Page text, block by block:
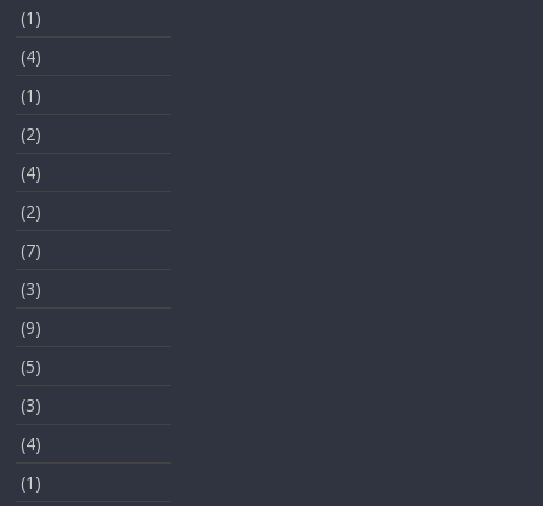
(1)
(4)
(1)
(2)
(4)
(2)
(7)
(3)
(9)
(5)
(3)
(4)
(1)